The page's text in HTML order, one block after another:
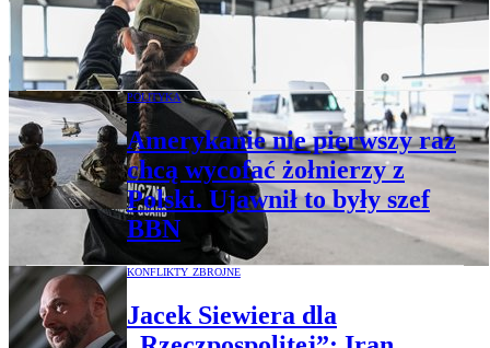
Radioaktywny banknot na granicy Polski.
Jacek Siewiera: Na to nie jesteśmy gotowi
POLITYKA
Amerykanie nie pierwszy raz
chcą wycofać żołnierzy z
Polski. Ujawnił to były szef
BBN
KONFLIKTY ZBROJNE
Jacek Siewiera dla